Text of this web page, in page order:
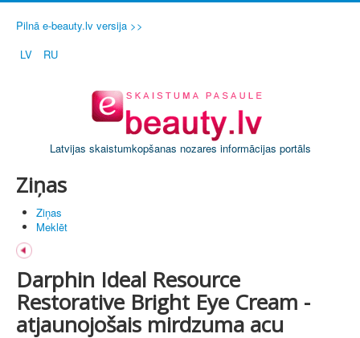
Pilnā e-beauty.lv versija >>
LV
RU
Latvijas skaistumkopšanas nozares informācijas portāls
Ziņas
Ziņas
Meklēt
Darphin Ideal Resource
Restorative Bright Eye Cream -
atjaunojošais mirdzuma acu